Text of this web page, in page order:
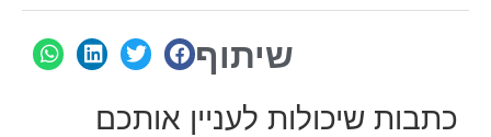
שיתוף
כתבות שיכולות לעניין אותכם